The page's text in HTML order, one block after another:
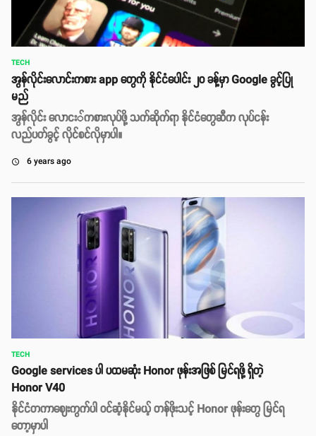
TECH
အွန်လိုင်းလောင်းကစား app တွေကို နိုင်ငံပေါင်း ၂၀ ခန့်မှာ Google ခွင့်ပြု
မည်
အွန်လိုင်း လောငး်ကစားလုပ်ဖို့ သက်ဆိုက်ရာ နိုင်ငံတွေဆီက လုပ်ငန်း
လည်ပတ်ခွင့် လိုင်စင်လိုမှာပါ။
access_time 6 years ago
TECH
Google services ပါ ပထမဆုံး Honor ဖုန်းအဖြစ် မြင်ရဖို့ ရှိတဲ့
Honor V40
နိုင်ငံတကာဈေးကွက်ပါ ဝင်ဆံ့နိုင်မယ့် တန်ဖိုးသင့် Honor ဖုန်းတွေ မြင်ရ
တော့မှာပါ